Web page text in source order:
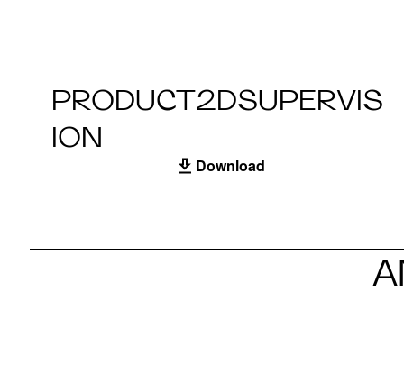
PRODUCT2DSUPERVIS
ION
Download